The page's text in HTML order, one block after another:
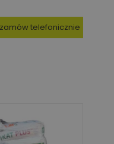
zamów telefonicznie